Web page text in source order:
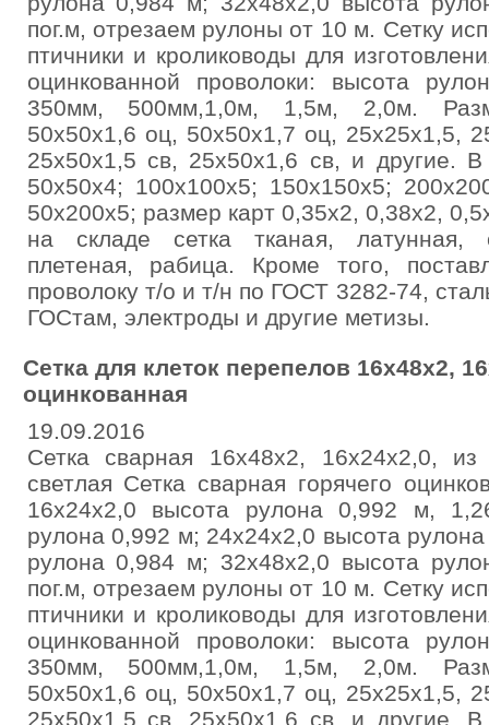
пог.м, отрезаем рулоны от 10 м. Сетку
птичники и кролиководы для
оцинкованной проволоки: высота
350мм, 500мм,1,0м, 1,5м, 2,0м.
50х50х1,6 оц, 50х50х1,7 оц, 25х25х1,5,
25х50х1,5 св, 25х50х1,6 св, и другие.
50х50х4; 100х100х5; 150х150х5;
50х200х5; размер карт 0,35х2, 0,38х2,
на складе сетка тканая, латунная,
плетеная, рабица. Кроме того,
проволоку т/о и т/н по ГОСТ 3282-74,
ГОСтам, электроды и другие метизы.
Сетка для клеток перепелов 16х48х2,
оцинкованная
19.09.2016
Сетка сварная 16х48х2, 16х24х2,0, из
светлая Сетка сварная горячего
16х24х2,0 высота рулона 0,992 м,
рулона 0,992 м; 24х24х2,0 высота
рулона 0,984 м; 32х48х2,0 высота
пог.м, отрезаем рулоны от 10 м. Сетку
птичники и кролиководы для
оцинкованной проволоки: высота
350мм, 500мм,1,0м, 1,5м, 2,0м.
50х50х1,6 оц, 50х50х1,7 оц, 25х25х1,5,
25х50х1,5 св, 25х50х1,6 св, и другие.